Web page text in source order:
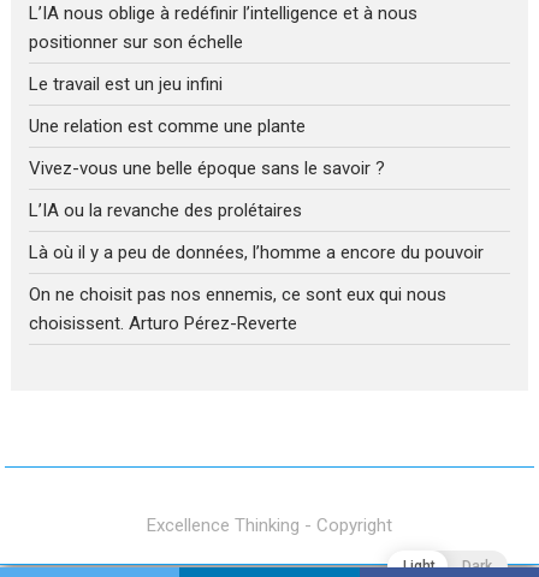
L’IA nous oblige à redéfinir l’intelligence et à nous
positionner sur son échelle
Le travail est un jeu infini
Une relation est comme une plante
Vivez-vous une belle époque sans le savoir ?
L’IA ou la revanche des prolétaires
Là où il y a peu de données, l’homme a encore du pouvoir
On ne choisit pas nos ennemis, ce sont eux qui nous
choisissent. Arturo Pérez-Reverte
Excellence Thinking - Copyright
Light Dark